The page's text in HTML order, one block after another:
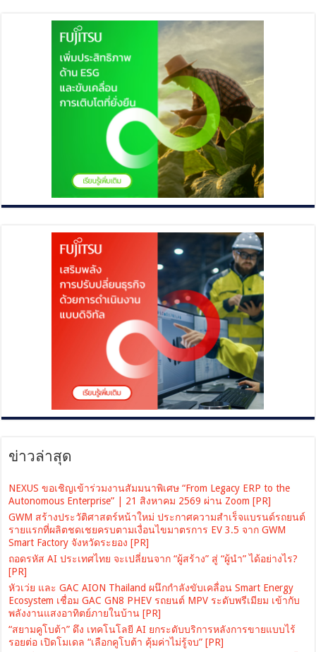
ข่าวล่าสุด
NEXUS ขอเชิญเข้าร่วมงานสัมมนาพิเศษ “From Legacy ERP to the
Autonomous Enterprise” | 21 สิงหาคม 2569 ผ่าน Zoom [PR]
GWM สร้างประวัติศาสตร์หน้าใหม่ ประกาศความสำเร็จแบรนด์รถยนต์
รายแรกที่ผลิตชดเชยครบตามเงื่อนไขมาตรการ EV 3.5 จาก GWM
Smart Factory จังหวัดระยอง [PR]
ถอดรหัส AI ประเทศไทย จะเปลี่ยนจาก “ผู้สร้าง” สู่ “ผู้นำ” ได้อย่างไร?
[PR]
หัวเว่ย และ GAC AION Thailand ผนึกกำลังขับเคลื่อน Smart Energy
Ecosystem เชื่อม GAC GN8 PHEV รถยนต์ MPV ระดับพรีเมียม เข้ากับ
พลังงานแสงอาทิตย์ภายในบ้าน [PR]
“สยามคูโบต้า” ดึง เทคโนโลยี AI ยกระดับบริการหลังการขายแบบไร้
รอยต่อ เปิดโมเดล “เลือกคูโบต้า คุ้มค่าไม่รู้จบ” [PR]